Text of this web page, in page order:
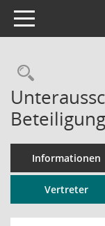
Toggle navigation
Informationen
Vertreter